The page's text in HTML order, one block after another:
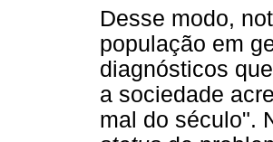
Desse modo,
população em
diagnósticos
a sociedade
mal do século".